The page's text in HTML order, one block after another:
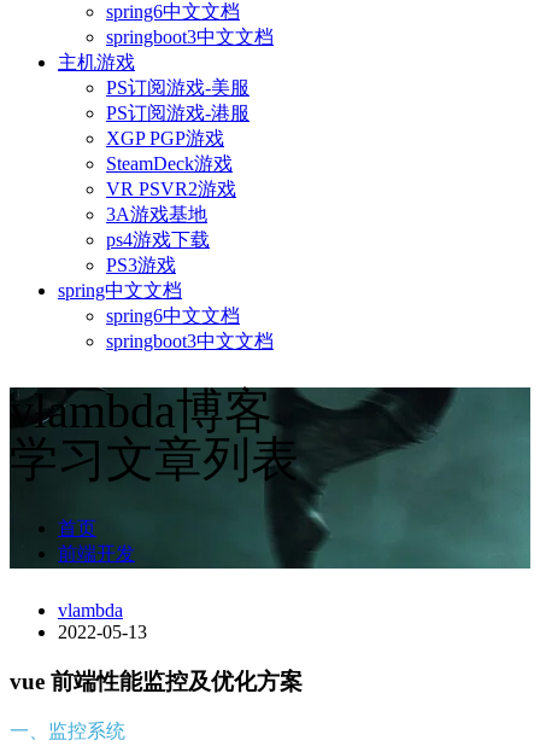
spring6中文文档
springboot3中文文档
主机游戏
PS订阅游戏-美服
PS订阅游戏-港服
XGP PGP游戏
SteamDeck游戏
VR PSVR2游戏
3A游戏基地
ps4游戏下载
PS3游戏
spring中文文档
spring6中文文档
springboot3中文文档
vlambda博客
学习文章列表
首页
前端开发
vlambda
2022-05-13
vue 前端性能监控及优化方案
一、监控系统